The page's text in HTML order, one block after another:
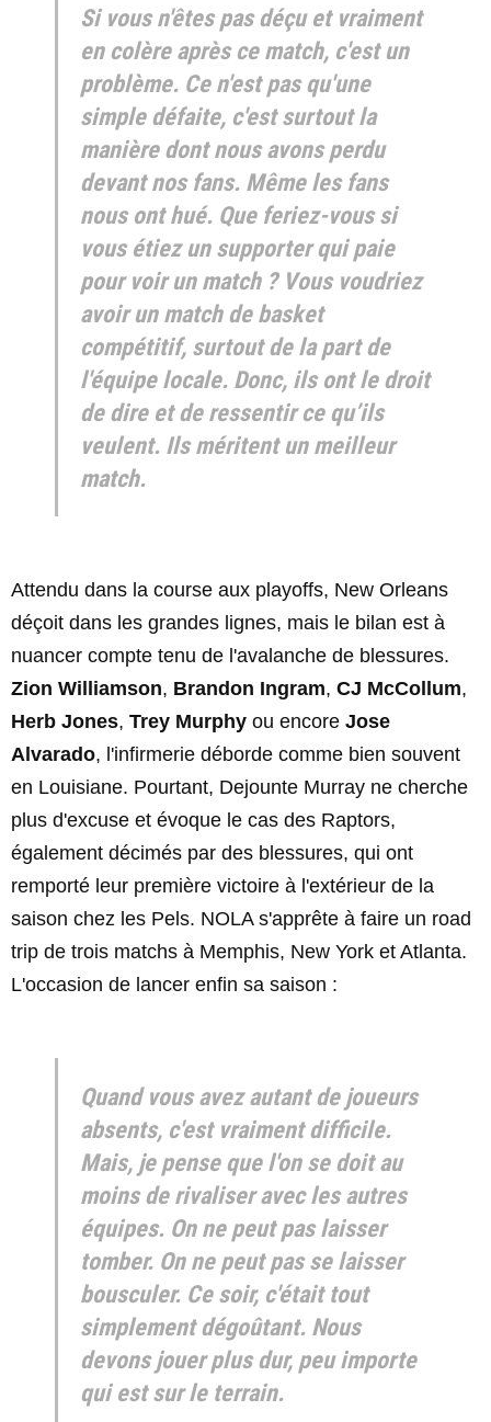
Si vous n'êtes pas déçu et vraiment
en colère après ce match, c'est un
problème. Ce n'est pas qu'une
simple défaite, c'est surtout la
manière dont nous avons perdu
devant nos fans. Même les fans
nous ont hué. Que feriez-vous si
vous étiez un supporter qui paie
pour voir un match ? Vous voudriez
avoir un match de basket
compétitif, surtout de la part de
l'équipe locale. Donc, ils ont le droit
de dire et de ressentir ce qu’ils
veulent. Ils méritent un meilleur
match.
Attendu dans la course aux playoffs, New Orleans
déçoit dans les grandes lignes, mais le bilan est à
nuancer compte tenu de l'avalanche de blessures.
Zion Williamson, Brandon Ingram, CJ McCollum,
Herb Jones, Trey Murphy ou encore Jose
Alvarado, l'infirmerie déborde comme bien souvent
en Louisiane. Pourtant, Dejounte Murray ne cherche
plus d'excuse et évoque le cas des Raptors,
également décimés par des blessures, qui ont
remporté leur première victoire à l'extérieur de la
saison chez les Pels. NOLA s'apprête à faire un road
trip de trois matchs à Memphis, New York et Atlanta.
L'occasion de lancer enfin sa saison :
Quand vous avez autant de joueurs
absents, c'est vraiment difficile.
Mais, je pense que l'on se doit au
moins de rivaliser avec les autres
équipes. On ne peut pas laisser
tomber. On ne peut pas se laisser
bousculer. Ce soir, c'était tout
simplement dégoûtant. Nous
devons jouer plus dur, peu importe
qui est sur le terrain.